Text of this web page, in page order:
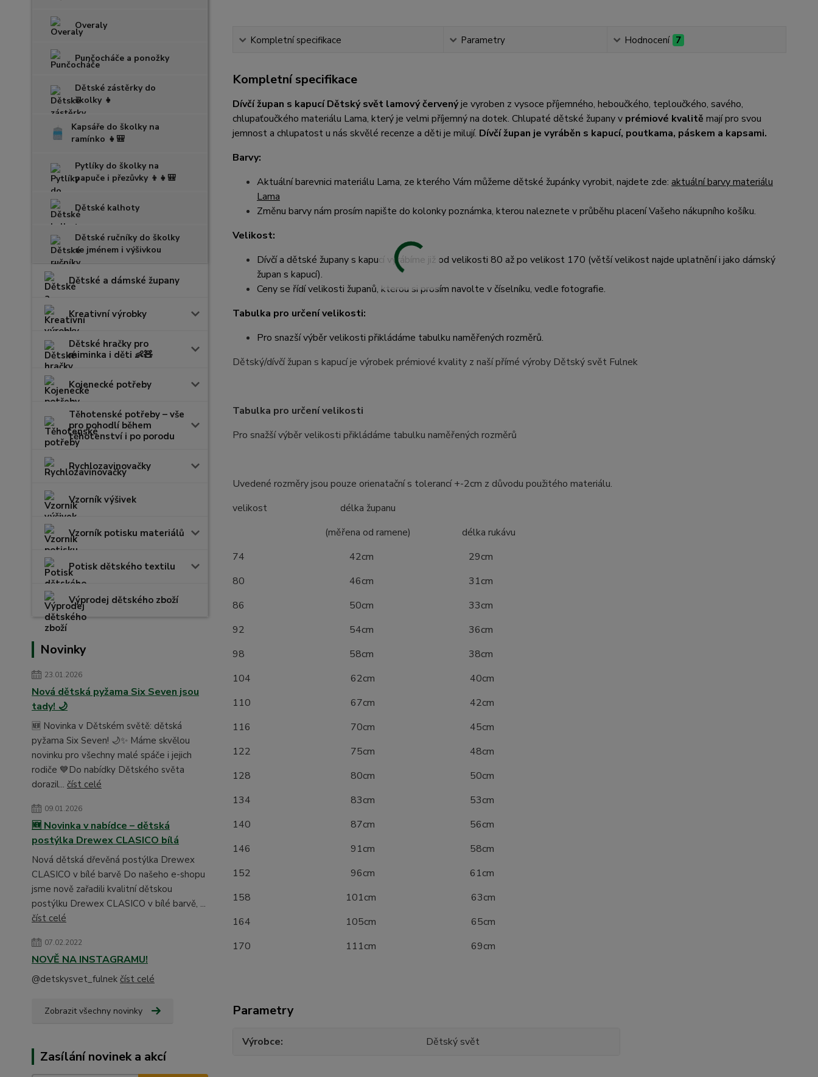
Overaly
Punčocháče a ponožky
Dětské zástěrky do
školky 👧
Kapsáře do školky na
ramínko 👧🎒
Pytlíky do školky na
papuče i přezůvky 👦👧🎒
Dětské kalhoty
Dětské ručníky do školky
se jménem i výšivkou
Dětské a dámské župany
Kreativní výrobky
Dětské hračky pro
miminka i děti 👶🧸
Kojenecké potřeby
Těhotenské potřeby – vše
pro pohodlí během
těhotenství i po porodu
Rychlozavinovačky
Vzorník výšivek
Vzorník potisku materiálů
Potisk dětského textilu
Výprodej dětského zboží
Novinky
23.01.2026
Nová dětská pyžama Six Seven jsou
tady! 🌙
🆕 Novinka v Dětském světě: dětská
pyžama Six Seven! 🌙✨ Máme skvělou
novinku pro všechny malé spáče i jejich
rodiče 💙Do nabídky Dětského světa
dorazil... číst celé
09.01.2026
🆕 Novinka v nabídce – dětská
postýlka Drewex CLASICO bílá
Nová dětská dřevěná postýlka Drewex
CLASICO v bílé barvě Do našeho e-shopu
jsme nově zařadili kvalitní dětskou
postýlku Drewex CLASICO v bílé barvě, ...
číst celé
07.02.2022
NOVĚ NA INSTAGRAMU!
@detskysvet_fulnek číst celé
Zobrazit všechny novinky
Zasílání novinek a akcí
Kompletní specifikace Parametry Hodnocení 7
Kompletní specifikace
Dívčí župan s kapucí Dětský svět lamový červenýje vyroben z vysoce příjemného, heboučkého, teploučkého, savého,
chlupaťoučkého materiálu Lama, který je velmi příjemný na dotek. Chlupaté dětské župany v prémiové kvalitě mají pro svou
jemnost a chlupatost u nás skvělé recenze a děti je milují. Dívčí župan je vyráběn s kapucí, poutkama, páskem a kapsami.
Barvy:
Aktuální barevnici materiálu Lama, ze kterého Vám můžeme dětské župánky vyrobit, najdete zde: aktuální barvy materiálu
Lama
Změnu barvy nám prosím napište do kolonky poznámka, kterou naleznete v průběhu placení Vašeho nákupního košíku.
Velikost:
Dívčí a dětské župany s kapucí vyrábíme již od velikosti 80 až po velikost 170 (větší velikost najde uplatnění i jako dámský
župan s kapucí).
Ceny se řídí velikosti županů, kterou si prosím navolte v číselníku, vedle fotografie.
Tabulka pro určení velikosti:
Pro snazší výběr velikosti přikládáme tabulku naměřených rozměrů.
Dětský/dívčí župan s kapucí je výrobek prémiové kvality z naší přímé výroby Dětský svět Fulnek
Tabulka pro určení velikosti
Pro snažší výběr velikosti přikládáme tabulku naměřených rozměrů
Uvedené rozměry jsou pouze orienatační s tolerancí +-2cm z důvodu použitého materiálu.
velikost délka županu
(měřena od ramene) délka rukávu
74 42cm 29cm
80 46cm 31cm
86 50cm 33cm
92 54cm 36cm
98 58cm 38cm
104 62cm 40cm
110 67cm 42cm
116 70cm 45cm
122 75cm 48cm
128 80cm 50cm
134 83cm 53cm
140 87cm 56cm
146 91cm 58cm
152 96cm 61cm
158 101cm 63cm
164 105cm 65cm
170 111cm 69cm
Parametry
Výrobce Dětský svět